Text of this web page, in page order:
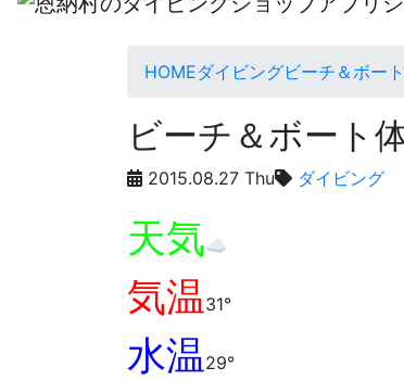
HOMEダイビングビーチ＆ボー
ビーチ＆ボート
2015.08.27 Thu ダイビング
天気☁️
気温 31°
水温 29°